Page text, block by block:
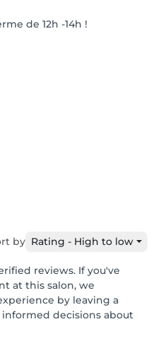
de 12h -14h !
by Rating - High to low
reviews. If you've
at this salon, we
by leaving a
decisions about